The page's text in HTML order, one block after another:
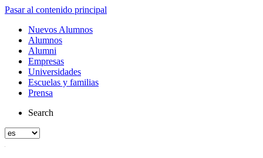
Pasar al contenido principal
Nuevos Alumnos
Alumnos
Alumni
Empresas
Universidades
Escuelas y familias
Prensa
Search